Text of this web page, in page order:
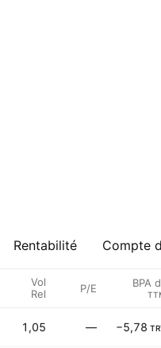
Rentabilité Compte
Vol
Rel
P/E BPA
1,05 — −5,78